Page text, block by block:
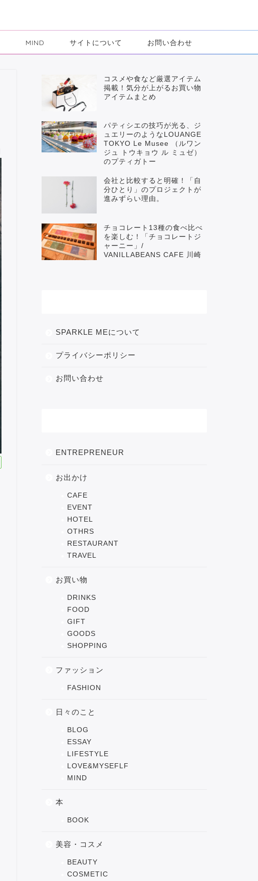
MIND サイトについて お問い合わせ
コスメや食など厳選アイテム
掲載！気分が上がるお買い物
アイテムまとめ
パティシエの技巧が光る、ジ
ュエリーのようなLOUANGE
TOKYO Le Musee （ルワン
ジュ トウキョウ ル ミュゼ）
のプティガトー
会社と比較すると明確！「自
分ひとり」のプロジェクトが
進みずらい理由。
チョコレート13種の食べ比べ
を楽しむ！「チョコレートジ
ャーニー」/
VANILLABEANS CAFE 川崎
SPARKLE MEについて
プライバシーポリシー
お問い合わせ
ENTREPRENEUR
お出かけ
CAFE
EVENT
HOTEL
OTHRS
RESTAURANT
TRAVEL
お買い物
DRINKS
FOOD
GIFT
GOODS
SHOPPING
ファッション
FASHION
日々のこと
BLOG
ESSAY
LIFESTYLE
LOVE&MYSEFLF
MIND
本
BOOK
美容・コスメ
BEAUTY
COSMETIC